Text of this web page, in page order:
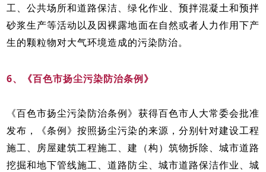
工、公共场所和道路保洁、绿化作业、预拌混凝土和预拌
砂浆生产等活动以及因裸露地面在自然或者人力作用下产
生的颗粒物对大气环境造成的污染防治。
6、《百色市扬尘污染防治条例》
《百色市扬尘污染防治条例》获得百色市人大常委会批准
发布，《条例》按照扬尘污染的来源，分别针对建设工程
施工、房屋建筑工程施工、建（构）筑物拆除、城市道路
挖掘和地下管线施工、道路防尘、城市道路保洁作业、城